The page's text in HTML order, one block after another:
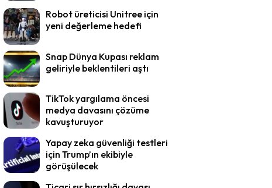
Robot üreticisi Unitree için
yeni değerleme hedefi
Snap Dünya Kupası reklam
geliriyle beklentileri aştı
TikTok yargılama öncesi
medya davasını çözüme
kavuşturuyor
Yapay zeka güvenliği testleri
için Trump’ın ekibiyle
görüşülecek